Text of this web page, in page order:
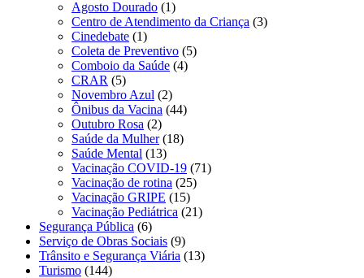
Agosto Dourado (1)
Centro de Atendimento da Criança (3)
Cinedebate (1)
Coleta de Preventivo (5)
Comboio da Saúde (4)
CRAR (5)
Novembro Azul (2)
Ônibus da Vacina (44)
Outubro Rosa (2)
Saúde da Mulher(18)
Saúde Mental (13)
Vacinação COVID-19 (71)
Vacinação de rotina (25)
Vacinação GRIPE (15)
Vacinação Pediátrica (21)
Segurança Pública (6)
Serviço de Obras Sociais (9)
Trânsito e Segurança Viária (13)
Turismo (144)